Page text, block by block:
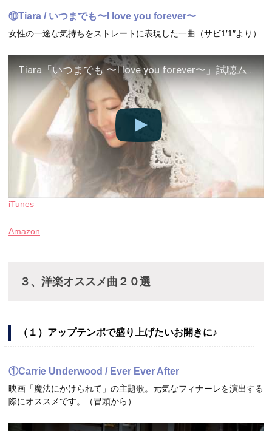
⑩Tiara / いつまでも〜I love you forever〜
女性の一途な気持ちをストレートに表現した一曲（サビ1′1″より）
Tiara「いつまでも 〜I love you forever〜」試聴ムービー
iTunes
Amazon
３、洋楽オススメ曲２０選
（１）アップテンポで盛り上げたいお開きに♪
①Carrie Underwood / Ever Ever After
映画「魔法にかけられて」の主題歌。元気なフィナーレを演出する
際にオススメです。（冒頭から）